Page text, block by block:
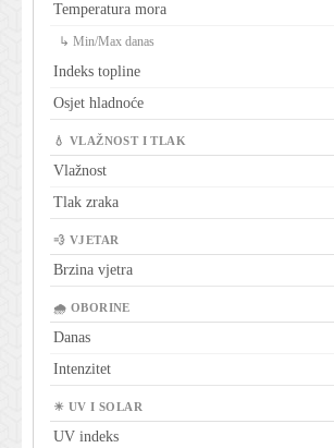
Temperatura mora
↳ Min/Max danas
Indeks topline
Osjet hladnoće
💧 VLAŽNOST I TLAK
Vlažnost
Tlak zraka
💨 VJETAR
Brzina vjetra
🌧 OBORINE
Danas
Intenzitet
☀ UV I SOLAR
UV indeks